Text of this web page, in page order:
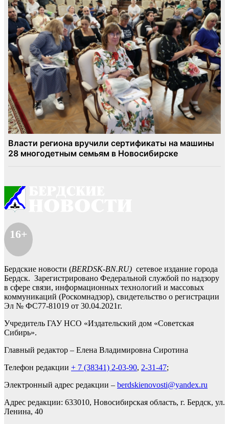
16+
Бердские новости (BERDSK-BN.RU) сетевое издание города
Бердск. Зарегистрировано Федеральной службой по надзору
в сфере связи, информационных технологий и массовых
коммуникаций (Роскомнадзор), свидетельство о регистрации
Эл № ФС77-81019 от 30.04.2021г.
Учредитель ГАУ НСО «Издательский дом «Советская
Сибирь».
Главный редактор – Елена Владимировна Сиротина
Телефон редакции + 7 (38341) 2-03-90, 2-31-47;
Электронный адрес редакции – berdskienovosti@yandex.ru
Адрес редакции: 633010, Новосибирская область, г. Бердск, ул.
Ленина, 40